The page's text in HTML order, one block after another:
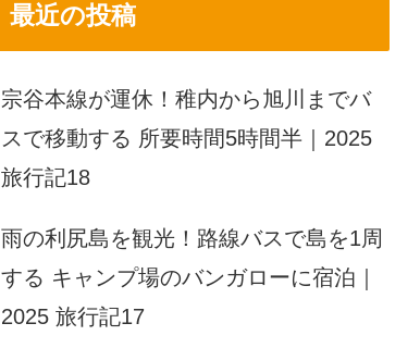
最近の投稿
宗谷本線が運休！稚内から旭川までバ
スで移動する 所要時間5時間半｜2025
旅行記18
雨の利尻島を観光！路線バスで島を1周
する キャンプ場のバンガローに宿泊｜
2025 旅行記17